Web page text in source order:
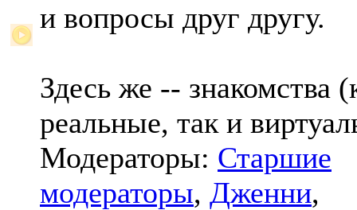
и вопросы друг другу.
Здесь же -- знакомства
реальные, так и
Модераторы: Старшие
модераторы, Дженни,